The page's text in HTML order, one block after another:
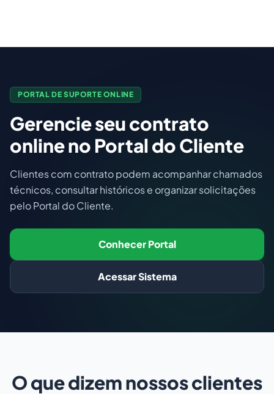
PORTAL DE SUPORTE ONLINE
Gerencie seu contrato
online no Portal do Cliente
Clientes com contrato podem acompanhar chamados
técnicos, consultar históricos e organizar solicitações
pelo Portal do Cliente.
Conhecer Portal
Acessar Sistema
O que dizem nossos clientes